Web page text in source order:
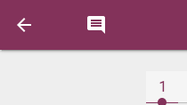
 
1